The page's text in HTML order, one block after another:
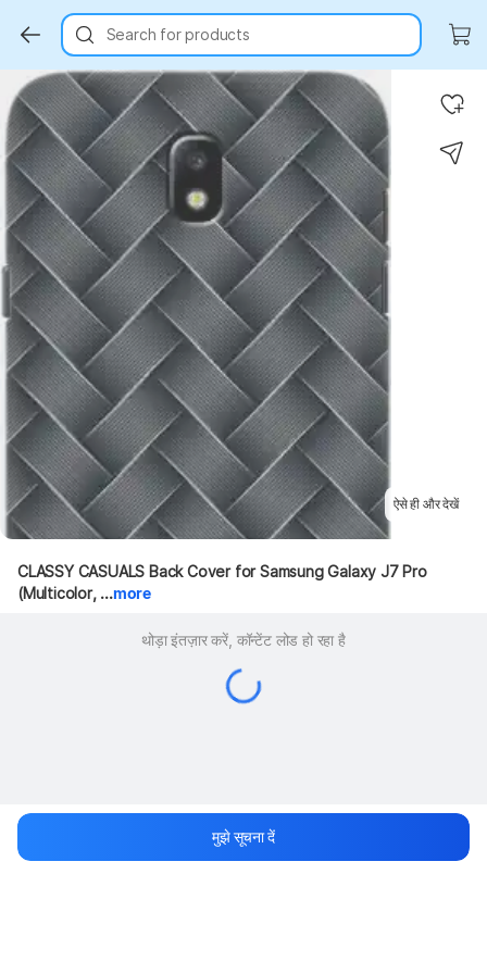
Search for products
Key Highlights
ऐसे ही और देखें
CLASSY CASUALS Back Cover for Samsung Galaxy J7 Pro
(Multicolor, ...more
थोड़ा इंतज़ार करें, कॉन्टेंट लोड हो रहा है
मुझे सूचना दें